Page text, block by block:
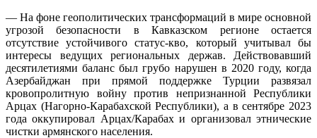
— На фоне геополитических трансформаций в мире основной
угрозой безопасности в Кавказском регионе остается
отсутствие устойчивого статус-кво, который учитывал бы
интересы ведущих региональных держав. Действовавший
десятилетиями баланс был грубо нарушен в 2020 году, когда
Азербайджан при прямой поддержке Турции развязал
кровопролитную войну против непризнанной Республики
Арцах (Нагорно-Карабахской Республики), а в сентябре 2023
года оккупировал Арцах/Карабах и организовал этнические
чистки армянского населения.